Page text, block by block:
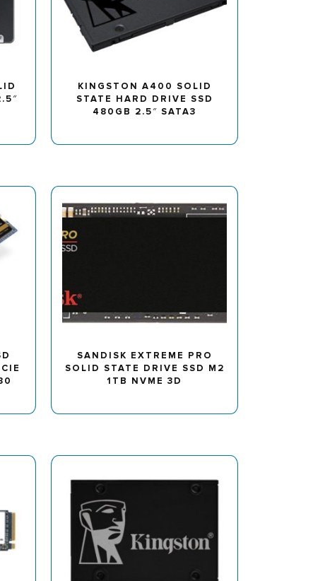
KINGSTON A400 SOLID
STATE HARD DRIVE SSD
480GB 2.5″ SATA3
SANDISK EXTREME PRO
SOLID STATE DRIVE SSD M2
1TB NVME 3D